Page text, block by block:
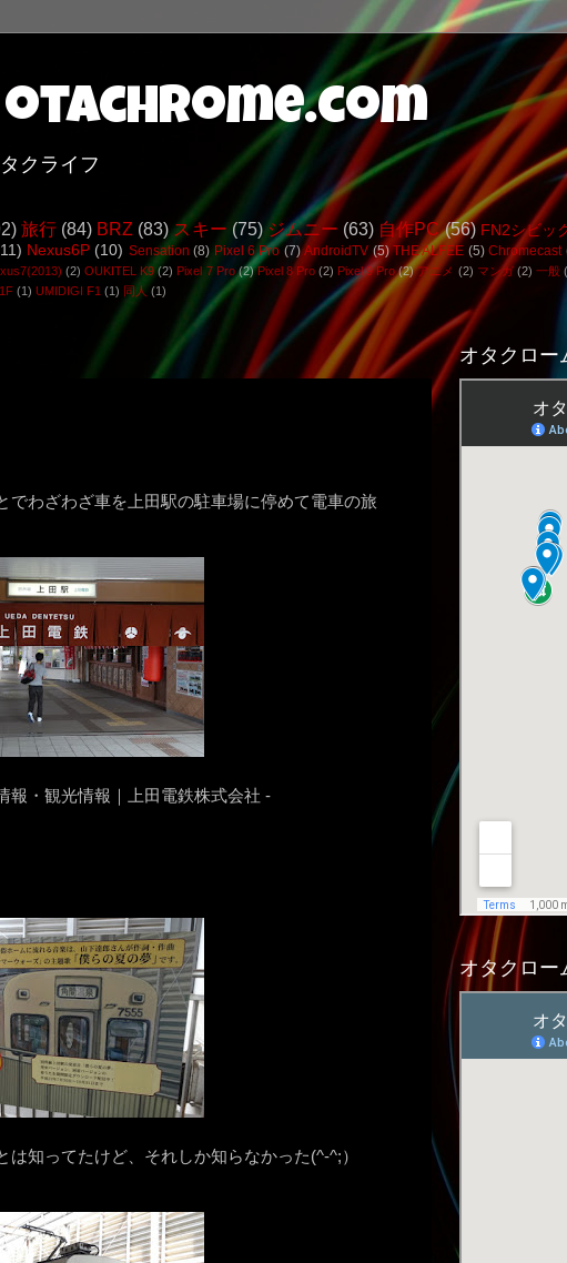
otachrome.com
クライフ
旅行 (84) BRZ (83) スキー (75) ジムニー (63) 自作PC (56) FN2シビッ
Nexus6P (10) Sensation (8) Pixel 6 Pro (7) AndroidTV (5) THE ALFEE (5) Chromecast
(2) OUKITEL K9 (2) Pixel 7 Pro (2) Pixel 8 Pro (2) Pixel 9 Pro (2) アニメ (2) マンガ (2) 一般
(1) UMIDIGI F1 (1) 同人 (1)
わざわざ車を上田駅の駐車場に停めて電車の旅
報・観光情報｜上田電鉄株式会社 -
知ってたけど、それしか知らなかった(^-^;）
オタクロー
オタクロー